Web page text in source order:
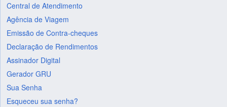
Central de Atendimento
Agência de Viagem
Emissão de Contra-cheques
Declaração de Rendimentos
Assinador Digital
Gerador GRU
Sua Senha
Esqueceu sua senha?